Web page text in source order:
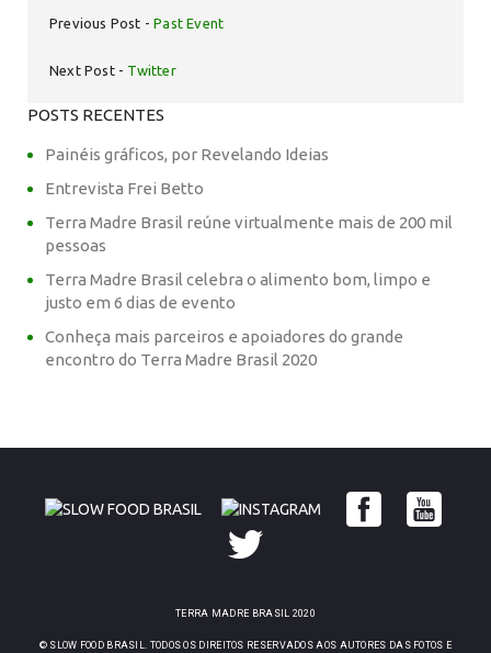
Previous Post Past Event
Next Post Twitter
POSTS RECENTES
Painéis gráficos, por Revelando Ideias
Entrevista Frei Betto
Terra Madre Brasil reúne virtualmente mais de 200 mil
pessoas
Terra Madre Brasil celebra o alimento bom, limpo e
justo em 6 dias de evento
Conheça mais parceiros e apoiadores do grande
encontro do Terra Madre Brasil 2020
TERRA MADRE BRASIL 2020
© SLOW FOOD BRASIL. TODOS OS DIREITOS RESERVADOS AOS AUTORES DAS FOTOS E